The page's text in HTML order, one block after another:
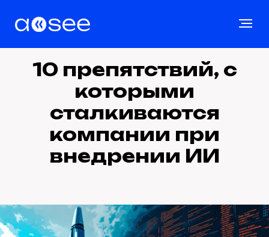
10 препятствий, с
которыми
сталкиваются
компании при
внедрении ИИ